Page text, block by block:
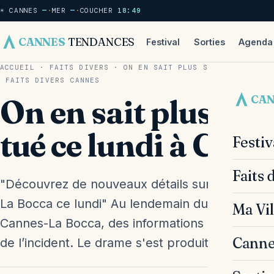
☀ CANNES— · MER— · COUCHER 18:49
CANNES TENDANCES Festival Sorties Agenda
Faits
Ma
ACCUEIL · FAITS DIVERS ·ON EN SAIT PLUS SUR LE JEUNE
FAITS DIVERS
CANNES
On en sait plus
tué ce lundi à
"Découvrez de nouveaux détails sur le jeune
La Bocca ce lundi" Au lendemain du décès
Cannes-La Bocca, des informations détaillées
de l’incident. Le drame s'est produit…